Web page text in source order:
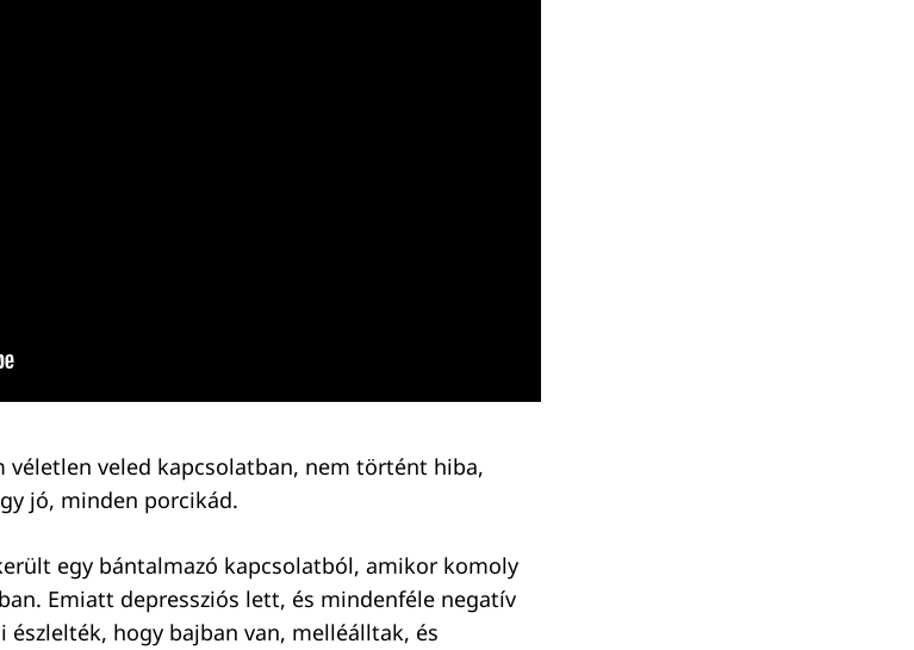
véletlen veled kapcsolatban, nem történt hiba,
jó, minden porcikád.
egy bántalmazó kapcsolatból, amikor komoly
Emiatt depressziós lett, és mindenféle negatív
hogy bajban van, melléálltak, és